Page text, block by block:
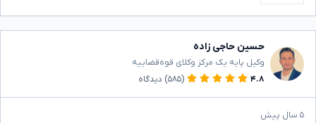
حسین حاجی زاده
وکیل پایه یک مرکز وکلای قوه‌قضاییه
۴.۸
(۵۸۵) دیدگاه
۵ سال پیش